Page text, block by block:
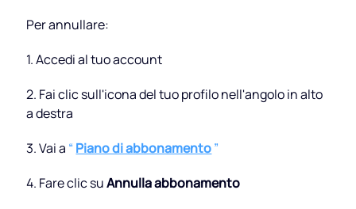
JPG in PDF
PPT in JPG
Per annullare:
1. Accedi al tuo account
2. Fai clic sull'icona del tuo profilo nell'angolo in alto
a destra
3. Vai a “ Piano di abbonamento”
4. Fare clic suAnnulla abbonamento